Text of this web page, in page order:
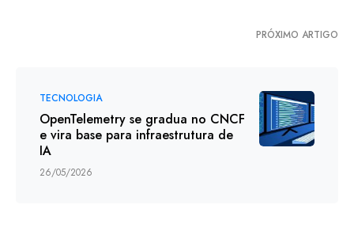
PRÓXIMO ARTIGO
TECNOLOGIA
OpenTelemetry se gradua no CNCF
e vira base para infraestrutura de
IA
26/05/2026